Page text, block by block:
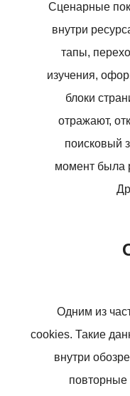
Сценарные
внутри
тапы,
изучения,
блоки
отражают,
поисковый
момент была
Одним из
cookies. Такие
внутри